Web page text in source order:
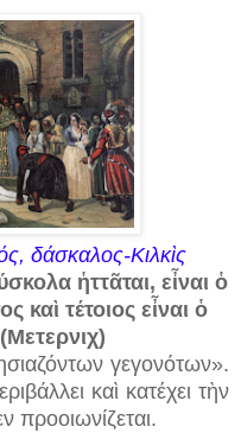
δάσκαλος-Κιλκὶς
ἡττᾶται, εἶναι ὁ
καὶ τέτοιος εἶναι ὁ
γεγονότων».
καὶ κατέχει τὴν
προοιωνίζεται.